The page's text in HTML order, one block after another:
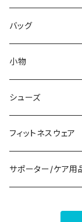
その他
その他
袖付き
ノースリーブ
パンツドレス
ナイトドレス
その他
その他
ブレスレット
ピアス
コサージュ
リング
その他
ブラ/ブラトップ/ベア
ショーツ
タンクトップ/キャミ
半袖/5分
7分/長袖
バッグ
サブバッグ
クラッチバッグ
トートバッグ
ショルダーバッグ
小物
マフラー/スカーフ/
財布
アクセサリーケース
シューズ
スニーカー
ブーツ
フィットネスウェア
セット販売
サポーター/ケア用